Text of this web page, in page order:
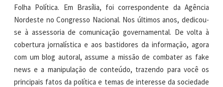
Folha Política. Em Brasília, foi correspondente da Agência
Nordeste no Congresso Nacional. Nos últimos anos, dedicou-
se à assessoria de comunicação governamental. De volta à
cobertura jornalística e aos bastidores da informação, agora
com um blog autoral, assume a missão de combater as fake
news e a manipulação de conteúdo, trazendo para você os
principais fatos da política e temas de interesse da sociedade